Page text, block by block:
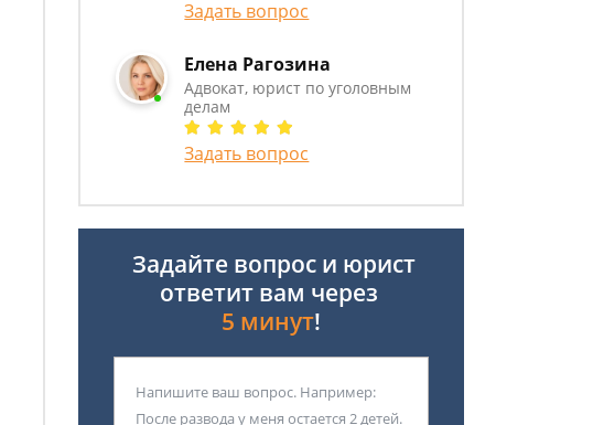
Задать вопрос
Елена Рагозина
Адвокат, юрист по уголовным
делам
Задать вопрос
Задайте вопрос и юрист
ответит вам через
5 минут!